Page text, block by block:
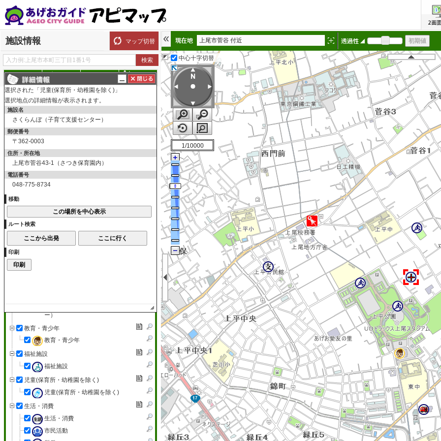
施設情報 マップ切替
探す ルート
表示切替 全て選択
市役所・支所・出張所
市役所・別館
支所
出張所
図書館
図書室
公民館
スポーツレクリエーション施設
市内の主な公園
文化施設（ホール・ギャラリ
ー）
教育・青少年
教育・青少年
福祉施設
福祉施設
児童(保育所・幼稚園を除く)
児童(保育所・幼稚園を除く)
生活・消費
生活・消費
市民活動
上尾市菅谷 付近
中心十字切替
1/10000
選択された「児童(保育所・幼稚園を除く)」
選択地点の詳細情報が表示されます。
施設名
さくらんぼ（子育て支援センター）
郵便番号
〒362-0003
住所・所在地
上尾市菅谷43-1（さつき保育園内）
電話番号
048-775-8734
移動
ルート検索
印刷